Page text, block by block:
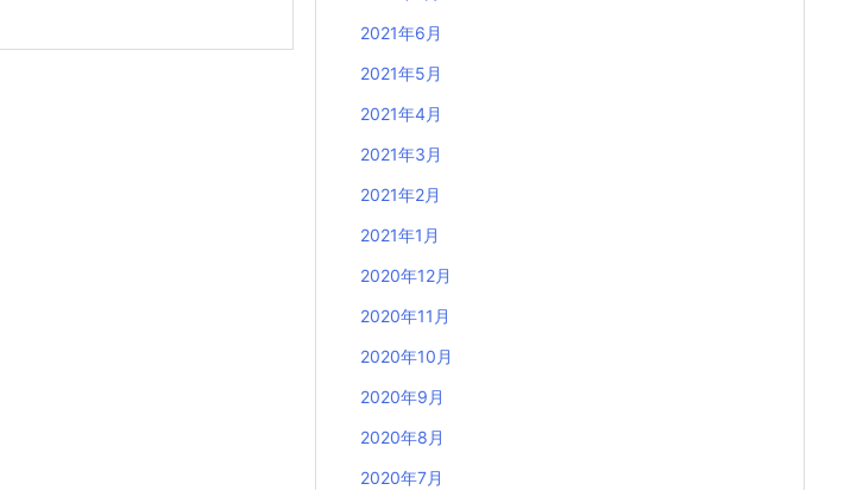
2021年6月
2021年5月
2021年4月
2021年3月
2021年2月
2021年1月
2020年12月
2020年11月
2020年10月
2020年9月
2020年8月
2020年7月